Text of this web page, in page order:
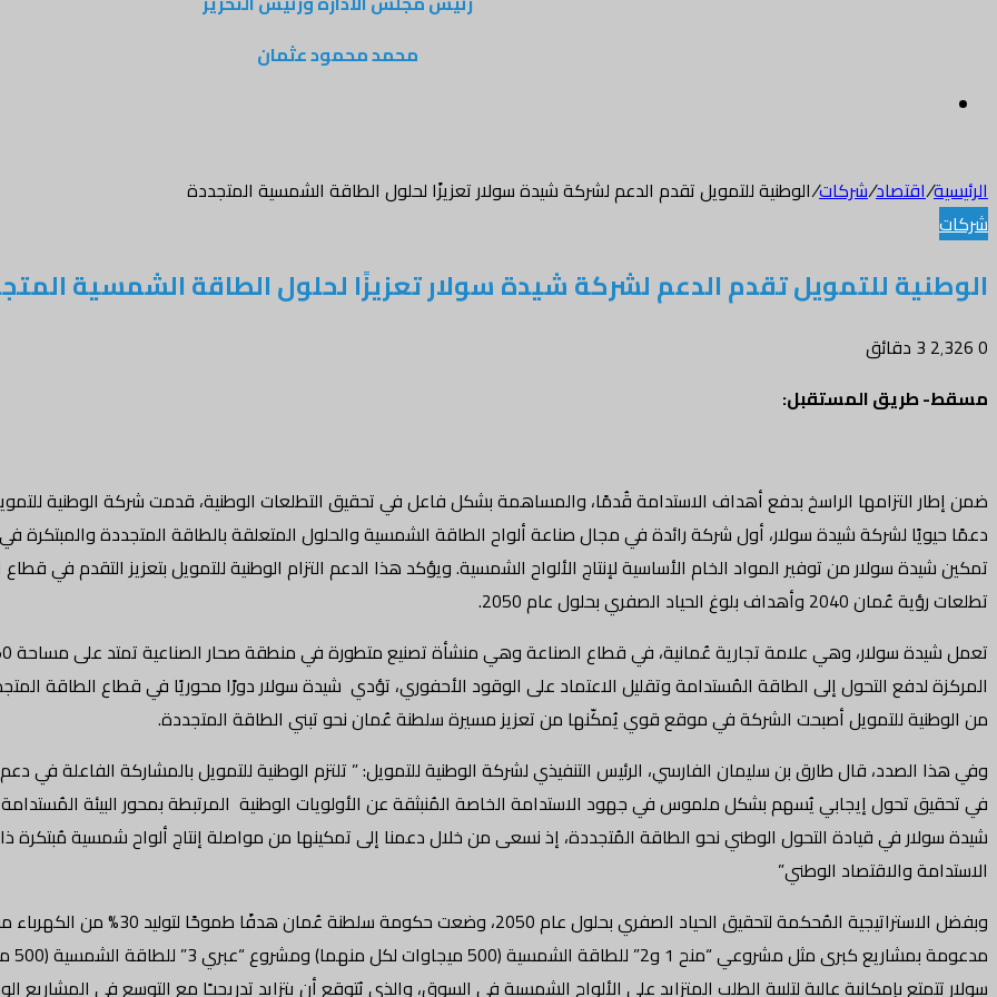
محمد محمود عثمان
الرئيسية/اقتصاد/شركات/الوطنية للتمويل تقدم الدعم لشركة شيدة سولار تعزيزًا لحلول الطاقة الشمسية المتجددة
شركات
الوطنية للتمويل تقدم الدعم لشركة شيدة سولار تعزيزًا لحلول الطاقة الشمسية
0
3 دقائق
مسقط- طريق المستقبل:
ضمن إطار التزامها الراسخ بدفع أهداف الاستدامة قُدمًا، والمساهمة بشكل فاعل في تحقيق التطلعات الوطنية، قدمت شركة الوطنية
دعمًا حيويًا لشركة شيدة سولار، أول شركة رائدة في مجال صناعة ألواح الطاقة الشمسية والحلول المتعلقة بالطاقة المتجددة
تمكين شيدة سولار من توفير المواد الخام الأساسية لإنتاج الألواح الشمسية. ويؤكد هذا الدعم التزام الوطنية للتمويل بتعزيز التقدم في
تطلعات رؤية عُمان 2040 وأهداف بلوغ الحياد الصفري بحلول عام 2050.
المركزة لدفع التحول إلى الطاقة المُستدامة وتقليل الاعتماد على الوقود الأحفوري، تؤدي شيدة سولار دورًا محوريًا في قطاع الطاقة
من الوطنية للتمويل أصبحت الشركة في موقع قوي يُمكّنها من تعزيز مسيرة سلطنة عُمان نحو تبني الطاقة المتجددة.
وفي هذا الصدد، قال طارق بن سليمان الفارسي، الرئيس التنفيذي لشركة الوطنية للتمويل: ” تلتزم الوطنية للتمويل بالمشاركة الفاعلة في دعم
شيدة سولار في قيادة التحول الوطني نحو الطاقة المُتجددة، إذ نسعى من خلال دعمنا إلى تمكينها من مواصلة إنتاج ألواح شمسية
الاستدامة والاقتصاد الوطني”
سولار تتمتع بإمكانية عالية لتلبية الطلب المتزايد على الألواح الشمسية في السوق، والذي يُتوقع أن يتزايد تدريجيـًا مع التوسع في المشاريع